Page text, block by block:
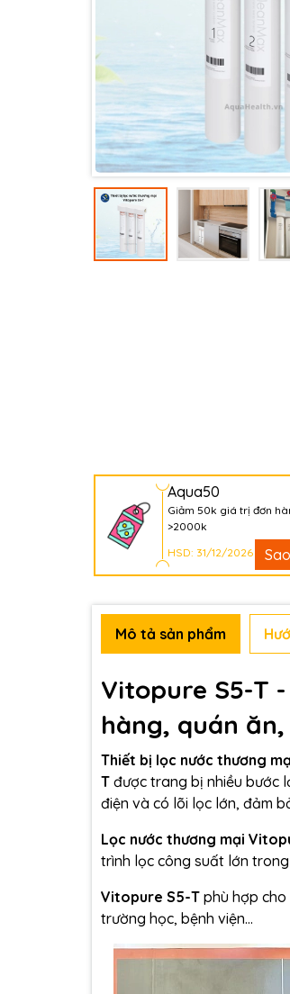
Aqua50
Giảm 50k giá trị đơn
>2000k
HSD: 31/12/2026
Mô tả sản phẩm
Vitopure S5-T
hàng, quán
Thiết bị lọc nước thương
T được trang bị nhiều bước
điện và có lõi lọc lớn, đảm
Lọc nước thương mại
trình lọc công suất lớn
Vitopure S5-T phù hợp
trường học, bệnh viện...